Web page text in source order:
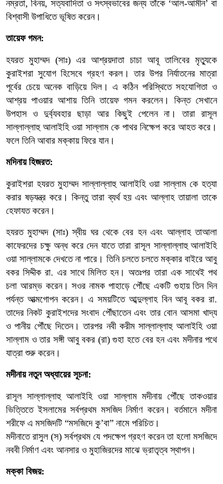
নম্রতা,বিনয়, সত্যবাদিতা ও সৎস্বভাবের জন্য তাঁকে‘আল-আমীন’ বা
বিশ্বাসী উপাধিতে ভূষিত করেন।
তায়েফ গমন:
হযরত মুহাম্মদ(সাঃ) এর আশ্রয়দাতা চাচা আবূ তালিবের মৃত্যুকে
কুরাইশরা সুযোগ হিসেবে গ্রহণ করল। তার উপর নির্যাতনের মাত্রা
পূর্বের চেয়ে অনেক বাড়িয়ে দিল। এ কঠিন পরিস্থিতে সহযোগিতা ও
আশ্রয় পাওয়ার আশায় তিনি তায়েফ গমন করলেন। কিন্ত সেখানে
উপহাস ও দুর্ব্যবহার ছাড়া আর কিছুই পেলেন না। তারা রাসূল
সাল্লাল্লাহু আলাইহি ওয়া সাল্লাম কে পাথর নিক্ষেপ করে আহত করে।
ফলে তিনি আবার মক্কায় ফিরে যান।
মদিনায় হিজরত:
কুরাইশরা হযরত মুহাম্মদ সাল্লাল্লাহু আলাইহি ওয়া সাল্লাম কে হত্যা
করার ষড়যন্ত্র করে। কিন্তু তারা ব্যর্থ হয় এবং আল্লাহ তায়ালা তাকে
হেফাযত করেন।
হযরত মুহাম্মদ(সাঃ)স্বীয় ঘর থেকে বের হন এবং আল্লাহ তাআলা
কাফেরদের চক্ষু অন্ধ করে দেন যাতে তারা রাসূল সাল্লাল্লাহু আলাইহি
ওয়া সাল্লামকে দেখতে না পারে। তিনি চলতে চলতে মক্কার বাইরে আবু
বকর সিদ্দীক রা. এর সাথে মিলিত হন। অতঃপর তারা এক সাথেই পথ
চলা আরম্ভ করেন। সওর নামক পাহাড়ে পৌঁছে একটি গুহায় তিন দিন
পর্যন্ত আত্মগোপন করেন। এ সময়টিতে আব্দুল্লাহ বিন আবূ বকর রা.
তাদের নিকট কুরাইশদের সংবাদ পৌঁছাতেন এবং তার বোন আসমা খাদ্য
ও পানীয় পৌঁছে দিতেন। তারপর নবী করীম সাল্লাল্লাহু আলাইহি ওয়া
সাল্লাম ও তার সঙ্গী আবু বকর (রা)গুহা হতে বের হন এবং মদীনার পথে
যাত্রা শুরু করেন।
মদীনায় নতুন অধ্যায়ের সূচনা:
রাসূল সাল্লাল্লাহু আলাইহি ওয়া সাল্লাম মদীনায় পৌঁছে তাকওয়ার
ভিত্তিতে ইসলামের সর্বপ্রথম মসজিদ নির্মাণ করেন। বর্তমানে মদীনা
শরীফে এ মসজিদটি “মসজিদে কু’বা” নামে পরিচিত।
মদীনাতে রাসুল (স)সর্বপ্রথম যে পদক্ষেপ গ্রহণ করেন তা হলো মসজিদে
নববী নির্মাণ এবং আনসার ও মুহাজিরদের মাঝে ভ্রাতৃত্ব স্থাপন।
মক্কা বিজয়: